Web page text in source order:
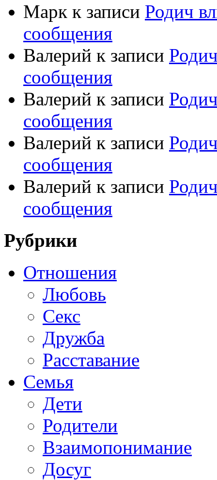
Марк к записи Родич
сообщения
Валерий к записи
сообщения
Валерий к записи
сообщения
Валерий к записи
сообщения
Валерий к записи
сообщения
Рубрики
Отношения
Любовь
Секс
Дружба
Расставание
Семья
Дети
Родители
Взаимопонимание
Досуг